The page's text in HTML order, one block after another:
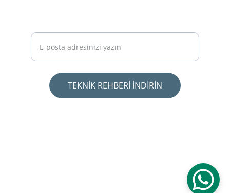
TEKNİK REHBERİ İNDİRİN